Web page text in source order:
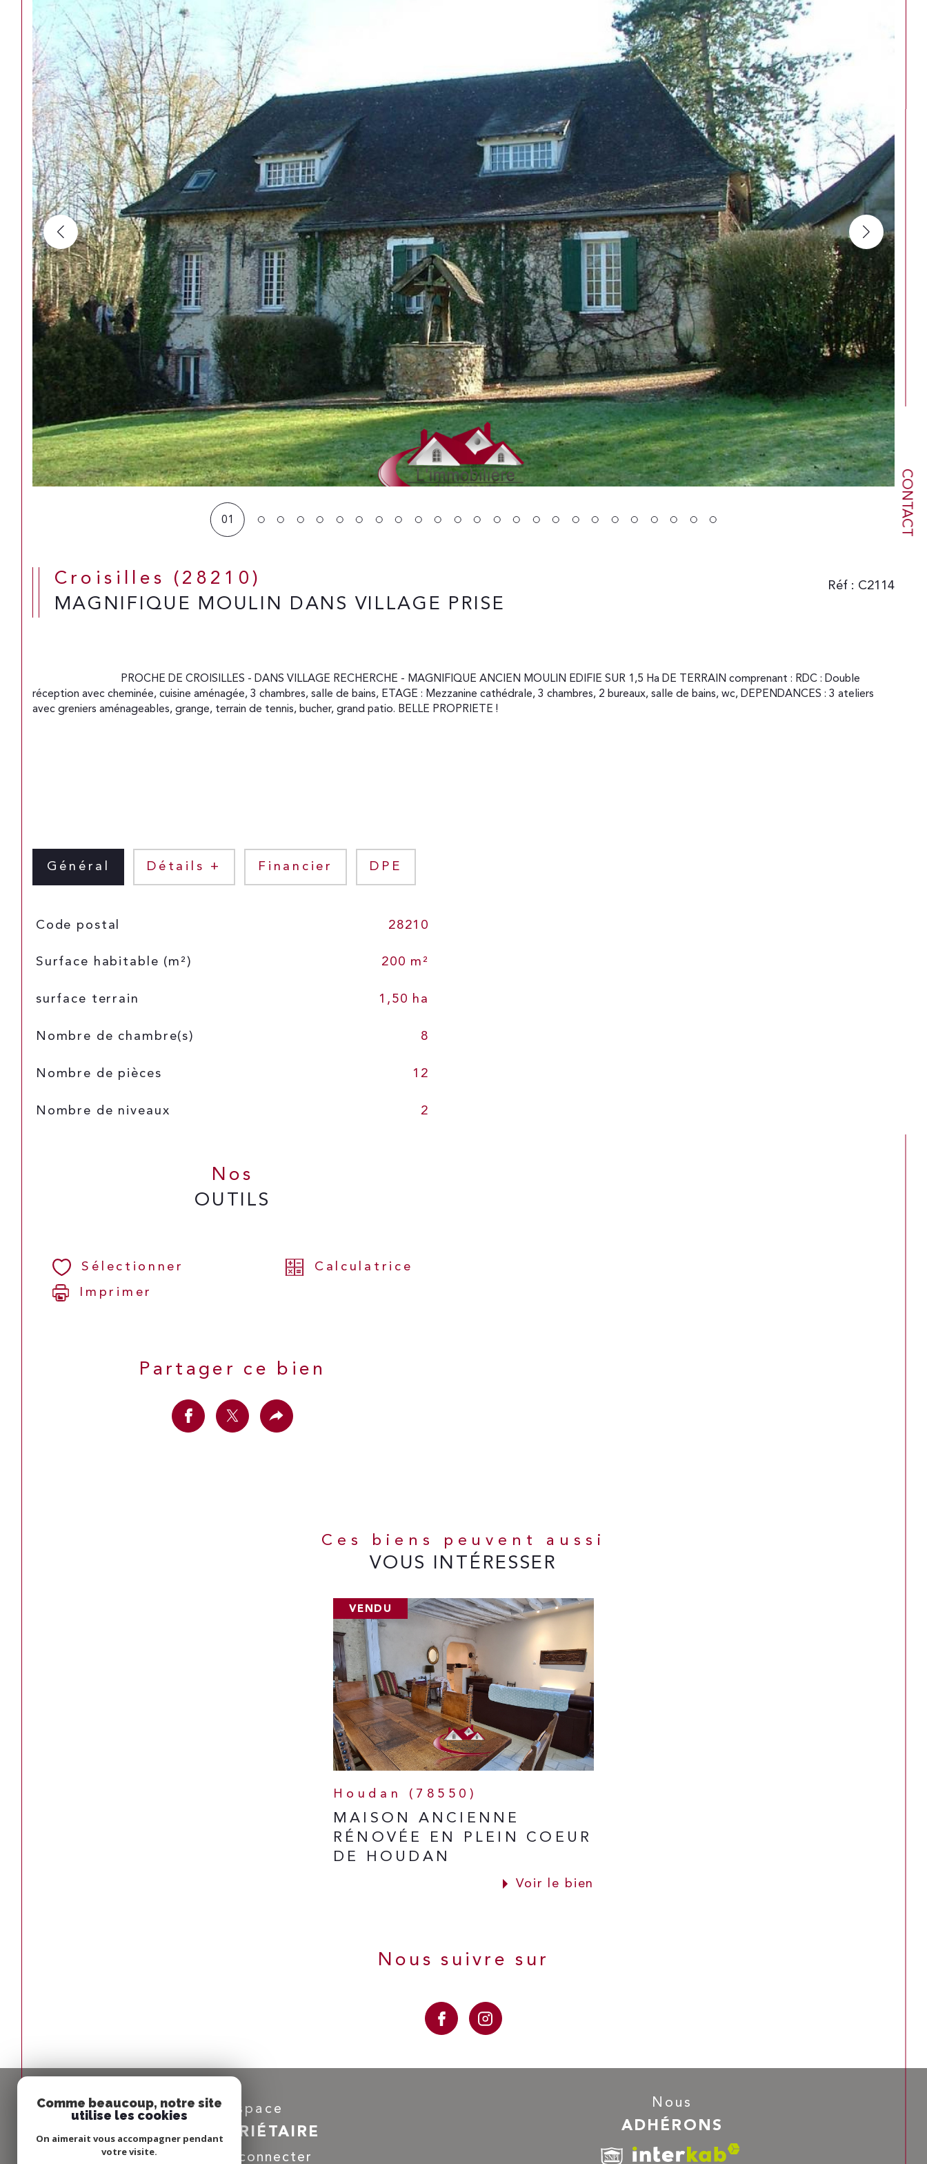
CONTACT
01
Croisilles (28210)
MAGNIFIQUE MOULIN DANS VILLAGE PRISE
Réf : C2114
réception avec cheminée, cuisine aménagée, 3 chambres, salle de bains, ETAGE : Mezzanine cathédrale, 3 chambres, 2 bureaux, salle de bains, wc, DEPENDANCES : 3 ateliers
avec greniers aménageables, grange, terrain de tennis, bucher, grand patio. BELLE PROPRIETE !
Général Détails + Financier DPE
TRAD_SIROCCO_Caracteristique
Code postal 28210
Surface habitable (m²) 200 m²
surface terrain 1,50 ha
Nombre de chambre(s) 8
Nombre de pièces 12
Nombre de niveaux 2
Nos
OUTILS
Sélectionner
Calculatrice
Imprimer
Partager ce bien
Ces biens peuvent aussi
VOUS INTÉRESSER
VENDU
Houdan (78550)
MAISON ANCIENNE
RÉNOVÉE EN PLEIN COEUR
DE HOUDAN
Voir le bien
Nous suivre sur
Espace
PROPRIÉTAIRE
Se connecter
Nous
ADHÉRONS
Comme beaucoup, notre site
utilise les cookies
On aimerait vous accompagner pendant
votre visite.